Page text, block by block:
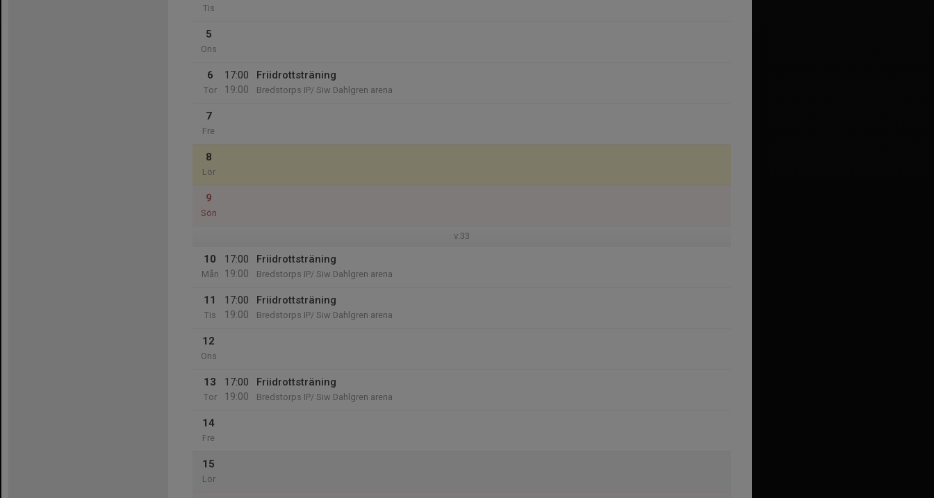
Tis
5
Ons
6
Tor
17:00
19:00
Friidrottsträning
Bredstorps IP/ Siw Dahlgren arena
7
Fre
8
Lör
9
Sön
v.33
10
Mån
17:00
19:00
Friidrottsträning
Bredstorps IP/ Siw Dahlgren arena
11
Tis
17:00
19:00
Friidrottsträning
Bredstorps IP/ Siw Dahlgren arena
12
Ons
13
Tor
17:00
19:00
Friidrottsträning
Bredstorps IP/ Siw Dahlgren arena
14
Fre
15
Lör